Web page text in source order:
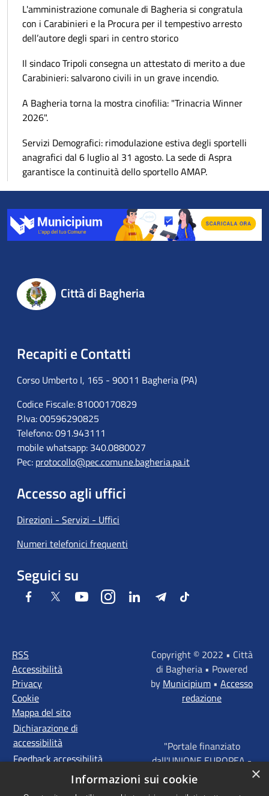
L'amministrazione comunale di Bagheria si congratula
con i Carabinieri e la Procura per il tempestivo arresto
dell’autore degli spari in centro storico
Il sindaco Tripoli consegna un attestato di merito a due
Carabinieri: salvarono civili in un grave incendio.
A Bagheria torna la mostra cinofilia: "Trinacria Winner
2026".
Servizi Demografici: rimodulazione estiva degli sportelli
anagrafici dal 6 luglio al 31 agosto. La sede di Aspra
garantisce la continuità dello sportello AMAP.
Città di Bagheria
Recapiti e Contatti
Corso Umberto I, 165 - 90011 Bagheria (PA)
Codice Fiscale: 81000170829
P.Iva: 00596290825
Telefono: 091.943111
mobile whatsapp: 340.0880027
Pec: protocollo@pec.comune.bagheria.pa.it
Accesso agli uffici
Direzioni - Servizi - Uffici
Numeri telefonici frequenti
Seguici su
Facebook Twitter YoutubeInstagramLinkedIn TelegramTiktok
RSS
Accessibilità
Privacy
Cookie
Mappa del sito
Dichiarazione di
accessibilità
Feedback accessibilità
Copyright © 2022 • Città
di Bagheria • Powered
by Municipium • Accesso
redazione
"Portale finanziato
dall'UNIONE EUROPEA -
FONDI STRUTTURALI
×
Informazioni sui cookie